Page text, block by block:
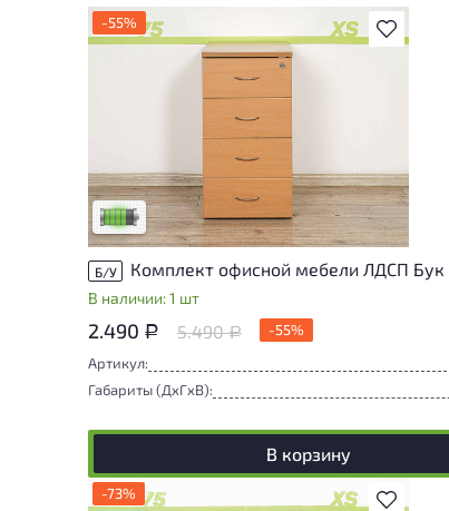
В избранное
-55%
следы эксплуатации, не влияющие на
удобство его использования
Низкая степень износа
Б/У Комплект офисной мебели ЛДСП Бук
В наличии: 1 шт
2.490 Р 5.490Р
-55%
Артикул:
Габариты (ДxГxВ):
В корзину
В избранное
-73%